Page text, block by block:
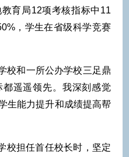
育局12项考核指标中11
，学生在省级科学竞赛
校和一所公办学校三足鼎
遥遥领先。我深刻感觉
生能力提升和成绩提高帮
校担任首任校长时，坚定